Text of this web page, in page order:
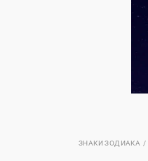
ЗНАКИ ЗОДИАКА